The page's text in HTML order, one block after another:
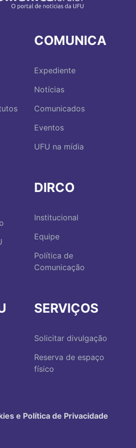
COMUNICA
Expediente
Notícias
Comunicados
Eventos
UFU na mídia
DIRCO
Institucional
Equipe
Política de
Comunicação
SERVIÇOS
Solicitar divulgação
Reserva de espaço
físico
e Política de Privacidade